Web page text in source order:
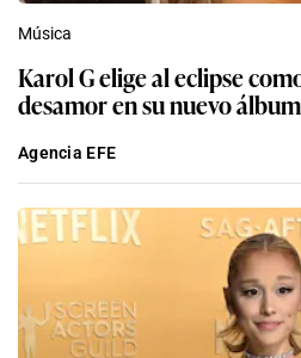
Música
Karol G elige al eclipse
desamor en su nuevo álbum
Agencia EFE